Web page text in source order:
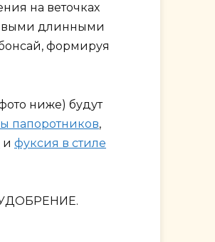
на веточках
длинными
формируя
ниже) будут
папоротников,
и фуксия в стиле